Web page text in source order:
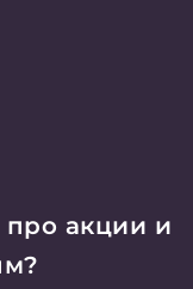
про акции и